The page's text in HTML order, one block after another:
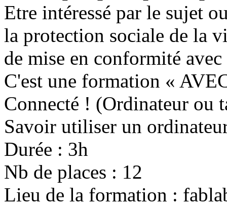
Etre intéressé par le sujet
la protection sociale de la
de mise en conformité
C'est une formation «
Connecté ! (Ordinateur ou
Savoir utiliser un
Durée : 3h
Nb de places : 12
Lieu de la formation :